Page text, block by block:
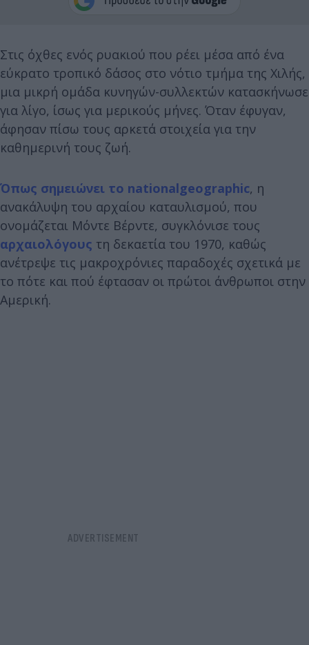
Στις όχθες ενός ρυακιού που ρέει μέσα από ένα
εύκρατο τροπικό δάσος στο νότιο τμήμα της Χιλής,
μια μικρή ομάδα κυνηγών-συλλεκτών κατασκήνωσε
για λίγο, ίσως για μερικούς μήνες. Όταν έφυγαν,
άφησαν πίσω τους αρκετά στοιχεία για την
καθημερινή τους ζωή.
Όπως σημειώνει το nationalgeographic, η
ανακάλυψη του αρχαίου καταυλισμού, που
ονομάζεται Μόντε Βέρντε, συγκλόνισε τους
αρχαιολόγους τη δεκαετία του 1970, καθώς
ανέτρεψε τις μακροχρόνιες παραδοχές σχετικά με
το πότε και πού έφτασαν οι πρώτοι άνθρωποι στην
Αμερική.